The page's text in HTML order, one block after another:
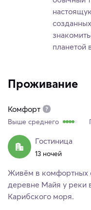
планетой
Проживание
Комфорт
Выше среднего
Гостиница
13 ночей
Живём в комфортных
деревне Майя у реки
Карибского моря.